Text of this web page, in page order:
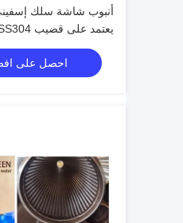
أنبوب شاشة سلك
يعتمد على قضيب SS304
احصل على